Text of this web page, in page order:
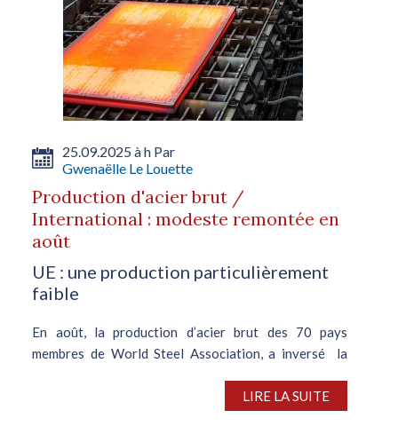
25.09.2025 à h Par
Gwenaëlle Le Louette
Production d'acier brut /
International : modeste remontée en
août
UE : une production particulièrement
faible
En août, la production d’acier brut des 70 pays
membres de World Steel Association, a inversé la
% sur un an, à 145,3 M de t, sur fond de vigueur en
LIRE LA SUITE